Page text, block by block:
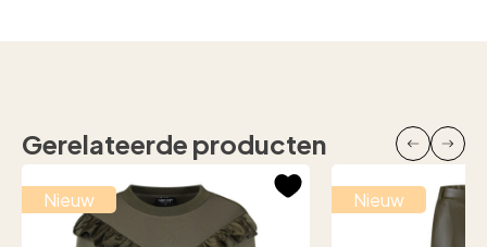
Gerelateerde producten
Nieuw Nieuw